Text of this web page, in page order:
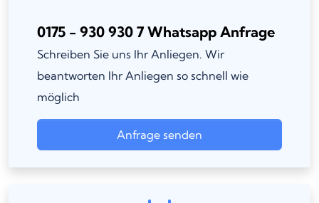
0175 - 930 930 7 Whatsapp Anfrage
Schreiben Sie uns Ihr Anliegen. Wir
beantworten Ihr Anliegen so schnell wie
möglich
Anfrage senden